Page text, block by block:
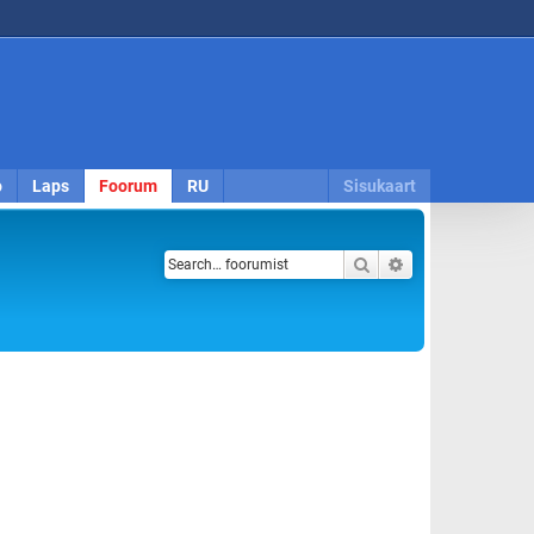
Laps Foorum RU Sisukaart
Search